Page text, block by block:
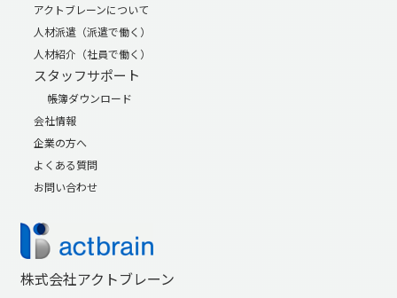
アクトブレーンについて
人材派遣（派遣で働く）
人材紹介（社員で働く）
スタッフサポート
帳簿ダウンロード
会社情報
企業の方へ
よくある質問
お問い合わせ
株式会社アクトブレーン